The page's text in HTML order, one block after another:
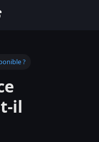
?
il